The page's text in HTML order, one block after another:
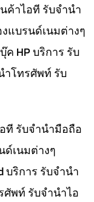
ค้าไอที รับจำนำ
แบรนด์เนมต่างๆ
HP บริการ รับ
ำโทรศัพท์ รับ
ที รับจำนำมือถือ
เนมต่างๆ
บริการ รับจำนำ
พท์ รับจำนำไอ